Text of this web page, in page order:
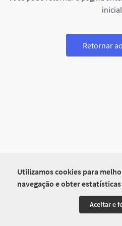
Utilizamos cookies para
navegação e obter
Aceitar e
Retornar